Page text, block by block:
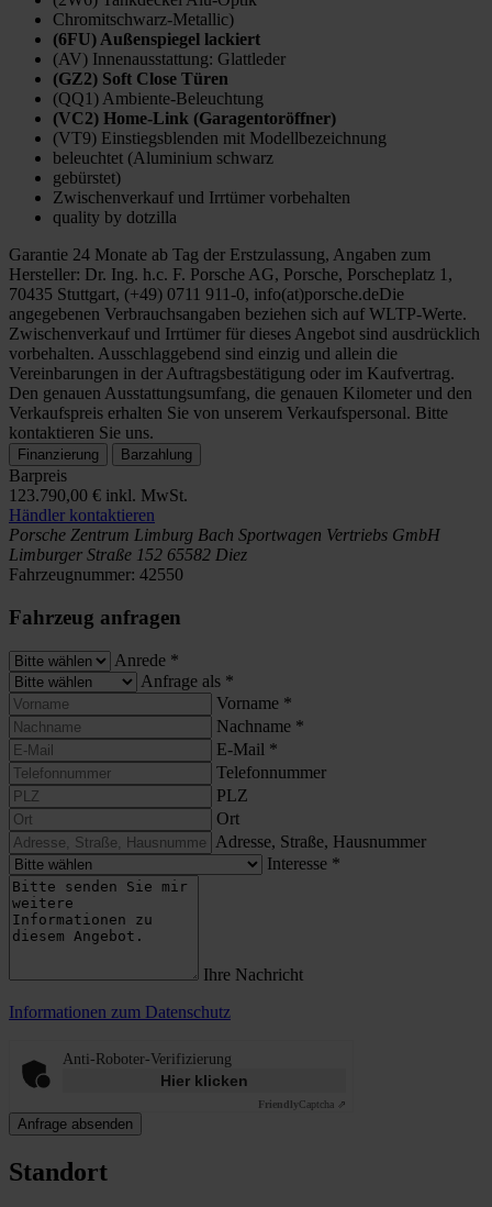
Chromitschwarz-Metallic)
(6FU) Außenspiegel lackiert
(AV) Innenausstattung: Glattleder
(GZ2) Soft Close Türen
(QQ1) Ambiente-Beleuchtung
(VC2) Home-Link (Garagentoröffner)
(VT9) Einstiegsblenden mit Modellbezeichnung
beleuchtet (Aluminium schwarz
gebürstet)
Zwischenverkauf und Irrtümer vorbehalten
quality by dotzilla
Garantie 24 Monate ab Tag der Erstzulassung, Angaben zum
Hersteller: Dr. Ing. h.c. F. Porsche AG, Porsche, Porscheplatz 1,
70435 Stuttgart, (+49) 0711 911-0, info(at)porsche.deDie
angegebenen Verbrauchsangaben beziehen sich auf WLTP-Werte.
Zwischenverkauf und Irrtümer für dieses Angebot sind ausdrücklich
vorbehalten. Ausschlaggebend sind einzig und allein die
Vereinbarungen in der Auftragsbestätigung oder im Kaufvertrag.
Den genauen Ausstattungsumfang, die genauen Kilometer und den
Verkaufspreis erhalten Sie von unserem Verkaufspersonal. Bitte
kontaktieren Sie uns.
Finanzierung Barzahlung
Barpreis
123.790,00 € inkl. MwSt.
Händler kontaktieren
Porsche Zentrum Limburg Bach Sportwagen Vertriebs GmbH
Limburger Straße 152 65582 Diez
Fahrzeugnummer: 42550
Fahrzeug anfragen
Anrede *
Anfrage als *
Vorname *
Nachname *
E-Mail *
Telefonnummer
PLZ
Ort
Adresse, Straße, Hausnummer
Interesse *
Ihre Nachricht
Informationen zum Datenschutz
Anti-Roboter-Verifizierung
Hier klicken
FriendlyCaptcha ⇗
Anfrage absenden
Standort